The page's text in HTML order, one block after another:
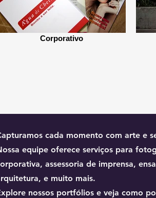
Corporativo
cada momento com arte e
equipe oferece serviços para
assessoria de imprensa,
e muito mais.
nossos portfólios e veja como